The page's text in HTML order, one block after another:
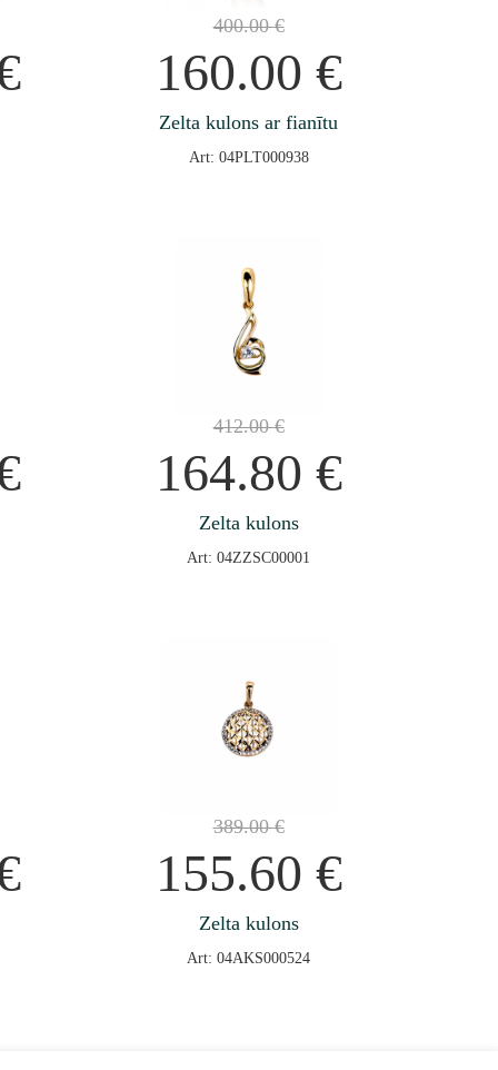
400.00€
160.00 €
Zelta kulons ar fianītu
Art: 04PLT000938
412.00€
164.80 €
Zelta kulons
Art: 04ZZSC00001
389.00€
155.60 €
Zelta kulons
Art: 04AKS000524